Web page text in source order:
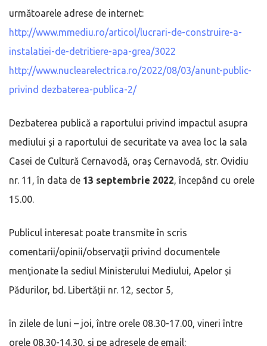
următoarele adrese de internet:
http://www.mmediu.ro/articol/lucrari-de-construire-a-
instalatiei-de-detritiere-apa-grea/3022
http://www.nuclearelectrica.ro/2022/08/03/anunt-public-
privind dezbaterea-publica-2/
Dezbaterea publică a raportului privind impactul asupra
mediului și a raportului de securitate va avea loc la sala
Casei de Cultură Cernavodă, oraș Cernavodă, str. Ovidiu
nr. 11, în data de 13 septembrie 2022, începând cu orele
15.00.
Publicul interesat poate transmite în scris
comentarii/opinii/observaţii privind documentele
menţionate la sediul Ministerului Mediului, Apelor și
Pădurilor, bd. Libertății nr. 12, sector 5,
în zilele de luni – joi, între orele 08.30-17.00, vineri între
orele 08.30-14.30, și pe adresele de email: